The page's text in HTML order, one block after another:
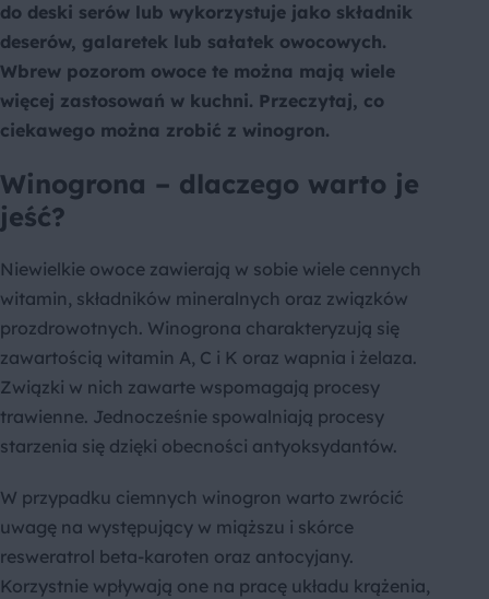
do deski serów lub wykorzystuje jako składnik
deserów, galaretek lub sałatek owocowych.
Wbrew pozorom owoce te można mają wiele
więcej zastosowań w kuchni. Przeczytaj, co
ciekawego można zrobić z winogron.
Winogrona – dlaczego warto je
jeść?
Niewielkie owoce zawierają w sobie wiele cennych
witamin, składników mineralnych oraz związków
prozdrowotnych. Winogrona charakteryzują się
zawartością witamin A, C i K oraz wapnia i żelaza.
Związki w nich zawarte wspomagają procesy
trawienne. Jednocześnie spowalniają procesy
starzenia się dzięki obecności antyoksydantów.
W przypadku ciemnych winogron warto zwrócić
uwagę na występujący w miąższu i skórce
resweratrol beta-karoten oraz antocyjany.
Korzystnie wpływają one na pracę układu krążenia,